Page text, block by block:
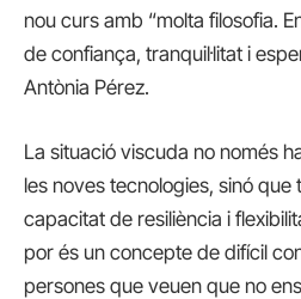
nou curs amb “molta filosofia.
de confiança, tranquil·litat i
Antònia Pérez.
La situació viscuda no només
les noves tecnologies, sinó
capacitat de resiliència i
por és un concepte de difícil
persones que veuen que no